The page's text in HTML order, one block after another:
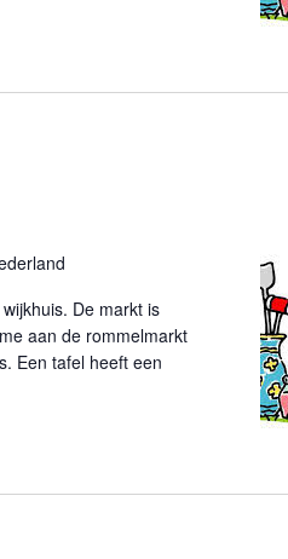
De markt is
aan de rommelmarkt
Een tafel heeft een